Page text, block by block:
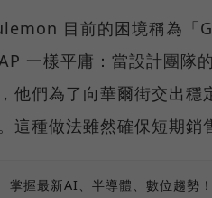
目前的困境稱為「
一樣平庸：當設計團隊
他們為了向華爾街交出
這種做法雖然確保短期銷
掌握最新AI、半導體、數位趨勢